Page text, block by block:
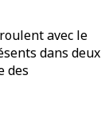
avec le
dans deux
des